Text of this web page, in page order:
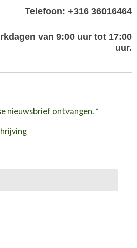
Telefoon: +316 36016464
van 9:00 uur tot 17:00
uur.
nieuwsbrief ontvangen. *